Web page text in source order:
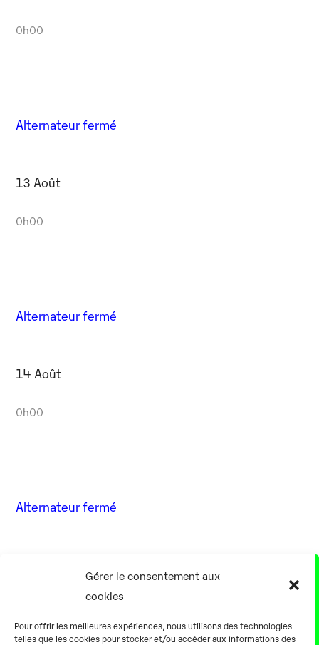
Gérer le consentement aux
cookies
Pour offrir les meilleures expériences, nous utilisons des technologies
telles que les cookies pour stocker et/ou accéder aux informations des
0h00
Alternateur fermé
13 Août
0h00
Alternateur fermé
14 Août
0h00
Alternateur fermé